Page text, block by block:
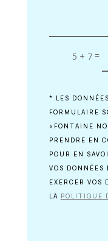
5 + 7=
* LES
FORMULAIRE
«FONTAINE
PRENDRE EN
POUR EN
VOS DONNÉES
EXERCER VOS
LA POLITIQUE